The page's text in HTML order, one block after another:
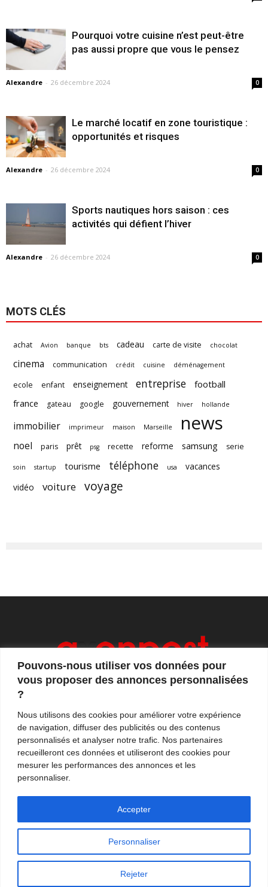
Pouvons-nous utiliser vos données pour
vous proposer des annonces personnalisées
?
Nous utilisons des cookies pour améliorer votre expérience
de navigation, diffuser des publicités ou des contenus
personnalisés et analyser notre trafic. Nos partenaires
recueilleront ces données et utiliseront des cookies pour
mesurer les performances des annonces et les
personnaliser.
Personnaliser
Rejeter
Accepter
Pourquoi votre cuisine n’est peut-être
pas aussi propre que vous le pensez
Alexandre - 26 décembre 2024 0
Le marché locatif en zone touristique :
opportunités et risques
Alexandre - 26 décembre 2024 0
Sports nautiques hors saison : ces
activités qui défient l’hiver
Alexandre - 26 décembre 2024 0
MOTS CLÉS
achat Avion banque bts cadeau carte de visite chocolat
cinema communication crédit cuisine déménagement
ecole enfant enseignement entreprise
football
france
gateau google gouvernement hiver hollande
immobilier imprimeur maison Marseille news
noel paris prêt psg recette reforme samsung serie
soin startup tourisme téléphone usa
vacances
vidéo
voiture voyage
et de tendances. Notre équipe de journalistes vous
propose quotidiennement de suivre l'actualité en
France et à l'international.
Contactez-nous:contact@axonpost.com
Mentions légales Nos auteurs
Contacter Axonpost
© Tous droits réservés - Axonpost